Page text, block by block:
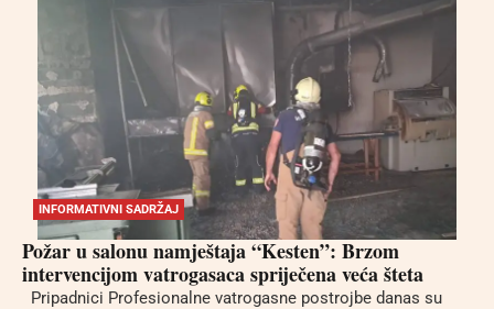
INFORMATIVNI SADRŽAJ
Požar u salonu namještaja “Kesten”: Brzom
intervencijom vatrogasaca spriječena veća šteta
Pripadnici Profesionalne vatrogasne postrojbe danas su